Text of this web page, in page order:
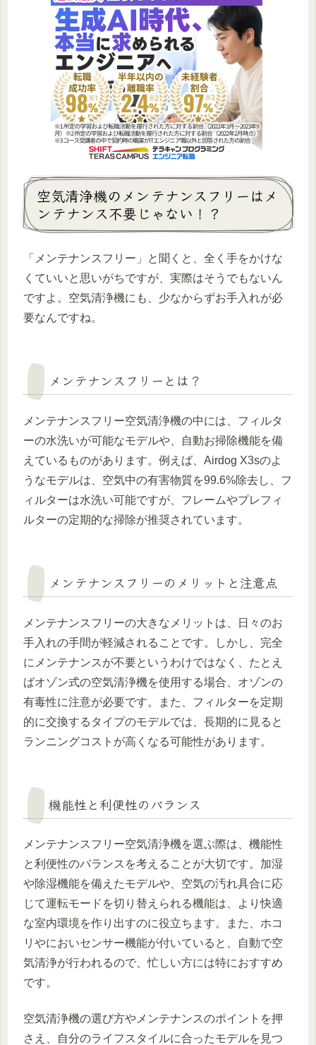
空気清浄機のメンテナンスフリーはメ
ンテナンス不要じゃない！？
「メンテナンスフリー」と聞くと、全く手をかけな
くていいと思いがちですが、実際はそうでもないん
ですよ。空気清浄機にも、少なからずお手入れが必
要なんですね。
メンテナンスフリーとは？
メンテナンスフリー空気清浄機の中には、フィルタ
ーの水洗いが可能なモデルや、自動お掃除機能を備
えているものがあります。例えば、Airdog X3sのよ
うなモデルは、空気中の有害物質を99.6%除去し、フ
ィルターは水洗い可能ですが、フレームやプレフィ
ルターの定期的な掃除が推奨されています​。
メンテナンスフリーのメリットと注意点
メンテナンスフリーの大きなメリットは、日々のお
手入れの手間が軽減されることです。しかし、完全
にメンテナンスが不要というわけではなく、たとえ
ばオゾン式の空気清浄機を使用する場合、オゾンの
有毒性に注意が必要です。また、フィルターを定期
的に交換するタイプのモデルでは、長期的に見ると
ランニングコストが高くなる可能性があります​​。
機能性と利便性のバランス
メンテナンスフリー空気清浄機を選ぶ際は、機能性
と利便性のバランスを考えることが大切です。加湿
や除湿機能を備えたモデルや、空気の汚れ具合に応
じて運転モードを切り替えられる機能は、より快適
な室内環境を作り出すのに役立ちます。また、ホコ
リやにおいセンサー機能が付いていると、自動で空
気清浄が行われるので、忙しい方には特におすすめ
です​。
空気清浄機の選び方やメンテナンスのポイントを押
さえ、自分のライフスタイルに合ったモデルを見つ